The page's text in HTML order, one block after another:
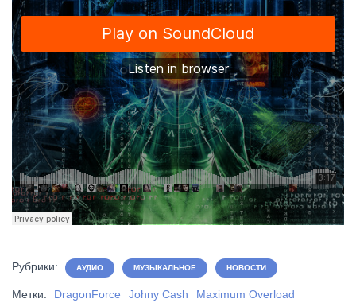
Рубрики: АУДИО МУЗЫКАЛЬНОЕ НОВОСТИ
Метки: DragonForce Johny Cash
Maximum Overload